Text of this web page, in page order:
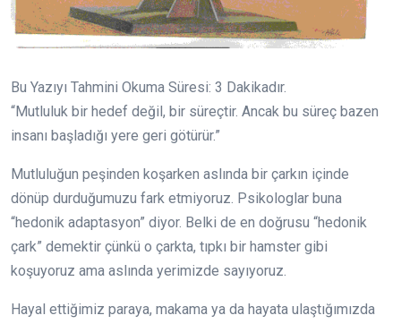
Bu Yazıyı Tahmini Okuma Süresi: 3 Dakikadır.
“Mutluluk bir hedef değil, bir süreçtir. Ancak bu süreç bazen
insanı başladığı yere geri götürür.”
Mutluluğun peşinden koşarken aslında bir çarkın içinde
dönüp durduğumuzu fark etmiyoruz. Psikologlar buna
“hedonik adaptasyon” diyor. Belki de en doğrusu “hedonik
çark” demektir çünkü o çarkta, tıpkı bir hamster gibi
koşuyoruz ama aslında yerimizde sayıyoruz.
Hayal ettiğimiz paraya, makama ya da hayata ulaştığımızda